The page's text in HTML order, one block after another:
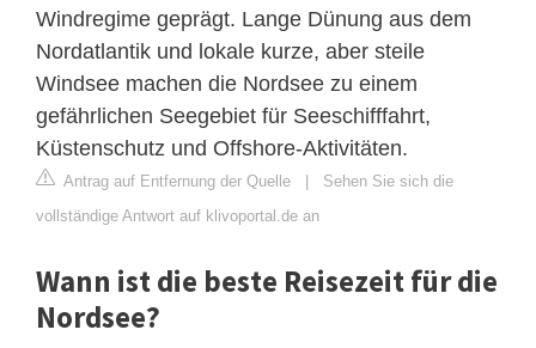
Windregime geprägt. Lange Dünung aus dem
Nordatlantik und lokale kurze, aber steile
Windsee machen die Nordsee zu einem
gefährlichen Seegebiet für Seeschifffahrt,
Küstenschutz und Offshore-Aktivitäten.
Antrag auf Entfernung der Quelle | Sehen Sie sich die
vollständige Antwort auf klivoportal.de an
Wann ist die beste Reisezeit für die
Nordsee?